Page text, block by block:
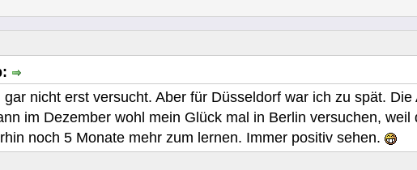
nicht erst versucht. Aber für Düsseldorf war ich zu spät.
im Dezember wohl mein Glück mal in Berlin versuchen,
noch 5 Monate mehr zum lernen. Immer positiv sehen.